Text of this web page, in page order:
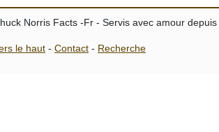
Norris Facts -Fr - Servis avec amour
le haut - Contact - Recherche